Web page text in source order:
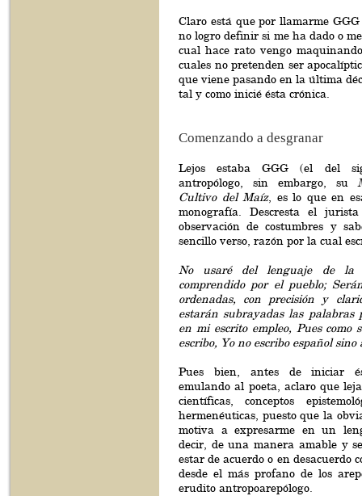
Claro está que por llamarme
no logro definir si me ha dado o
cual hace rato vengo
cuales no pretenden ser
que viene pasando en la última
tal y como inicié ésta crónica.
Comenzando a desgranar
Lejos estaba GGG (el del
antropólogo, sin embargo, su
Cultivo del Maíz, es lo que en
monografía. Descresta el
observación de costumbres y
sencillo verso, razón por la cual
No usaré del lenguaje de la
comprendido por el pueblo;
ordenadas, con precisión y
estarán subrayadas las palabras
en mi escrito empleo, Pues como
escribo, Yo no escribo español
Pues bien, antes de iniciar
emulando al poeta, aclaro que
científicas, conceptos
hermenéuticas, puesto que la
motiva a expresarme en un
decir, de una manera amable y
estar de acuerdo o en desacuerdo
desde el más profano de los
erudito antropoarepólogo.